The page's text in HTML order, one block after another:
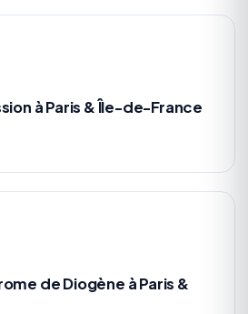
à Paris & Île-de-France
de Diogène à Paris &